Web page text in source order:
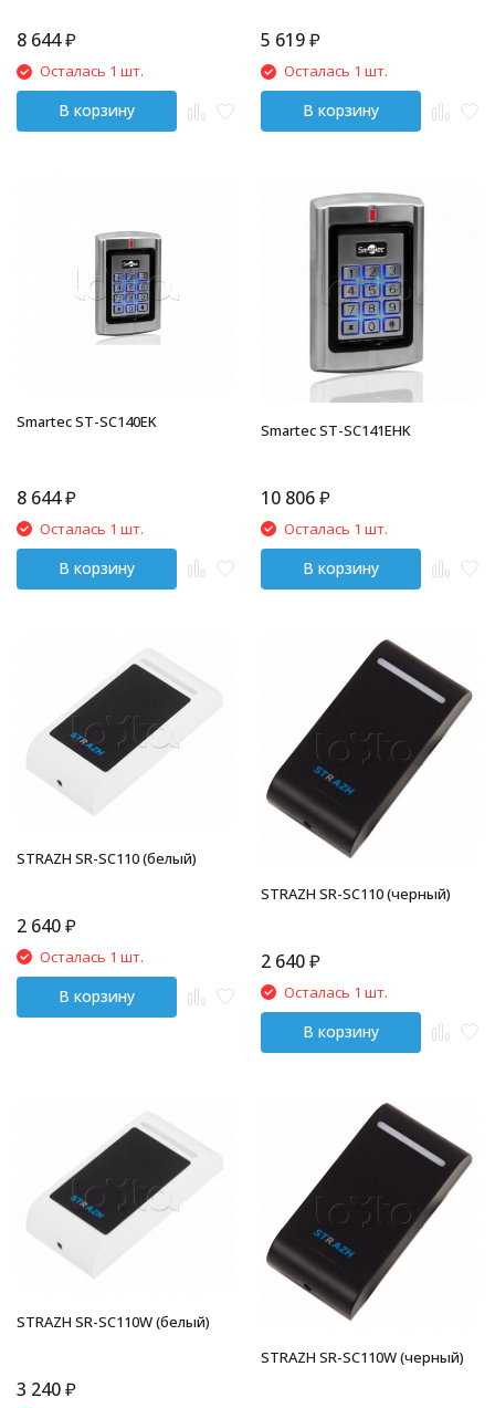
8 644₽
Осталась 1 шт.
В корзину
5 619₽
Осталась 1 шт.
В корзину
Smartec ST-SC140EK
8 644₽
Осталась 1 шт.
В корзину
Smartec ST-SC141EHK
10 806₽
Осталась 1 шт.
В корзину
STRAZH SR-SC110 (белый)
2 640₽
Осталась 1 шт.
В корзину
STRAZH SR-SC110 (черный)
2 640₽
Осталась 1 шт.
В корзину
STRAZH SR-SC110W (белый)
3 240₽
STRAZH SR-SC110W (черный)